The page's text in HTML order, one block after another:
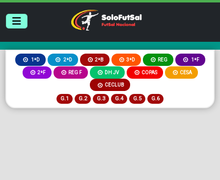
1ªD 2ªD 2ªB 3ªD REG 1ªF
2ªF REG F DH JV COPAS CESA
CECLUB
G.1 G.2 G.3 G.4 G.5 G.6